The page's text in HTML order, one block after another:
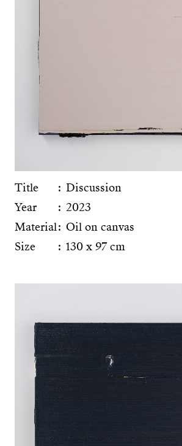
Title
Discussion
Year
2023
Material Oil on canvas
Size
130 x 97 cm